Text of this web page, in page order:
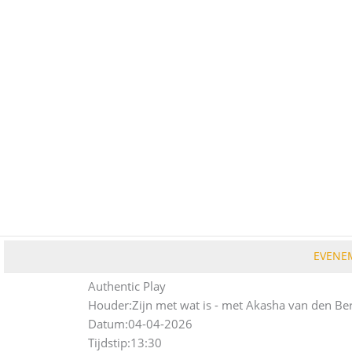
Authentic Play
Houder:Zijn met wat is - met Akasha van den
Datum:04-04-2026
Tijdstip:13:30